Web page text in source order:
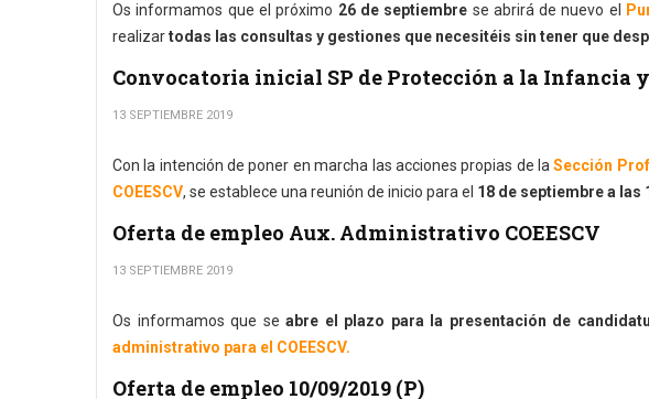
Os informamos que el próximo 26 de septiembre se abrirá de nuevo el
realizartodas las consultas y gestiones que necesitéis sin tener que
Convocatoria inicial SP de Protección a la Infancia
13 SEPTIEMBRE 2019
Con la intención de poner en marcha las acciones propias de laSección
COEESCV, se establece una reunión de inicio para el 18 de septiembre a las
Oferta de empleo Aux. Administrativo COEESCV
13 SEPTIEMBRE 2019
Os informamos que se abre el plazo para la presentación de
administrativo para el COEESCV.
Oferta de empleo 10/09/2019 (P)